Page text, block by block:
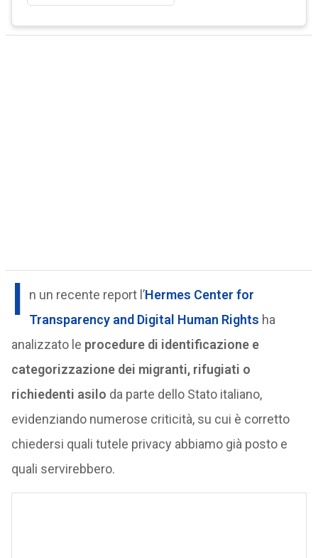
I n un recente report l’Hermes Center for
Transparency and Digital Human Rights ha
analizzato le procedure di identificazione e
categorizzazione dei migranti, rifugiati o
richiedenti asilo da parte dello Stato italiano,
evidenziando numerose criticità, su cui è corretto
chiedersi quali tutele privacy abbiamo già posto e
quali servirebbero.